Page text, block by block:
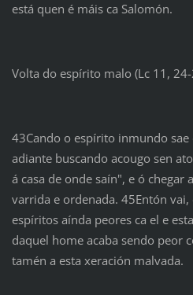
está quen é máis ca Salomón.
Volta do espírito malo (Lc 11,
43Cando o espírito inmundo
adiante buscando acougo sen
á casa de onde saín", e ó chegar
varrida e ordenada. 45Entón
espíritos aínda peores ca el e
daquel home acaba sendo peor
tamén a esta xeración malvada.